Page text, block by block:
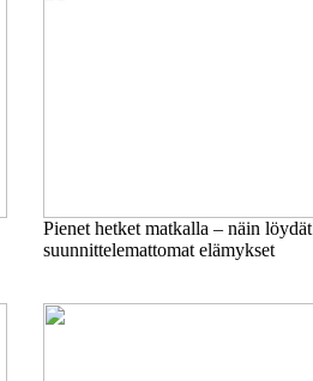
Pienet hetket matkalla – näin löydät
suunnittelemattomat elämykset